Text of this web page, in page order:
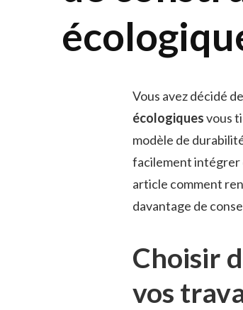
Vous avez décidé
écologiquesvous
modèle de
facilement intégrer
article comment
davantage de
Choisir
vos